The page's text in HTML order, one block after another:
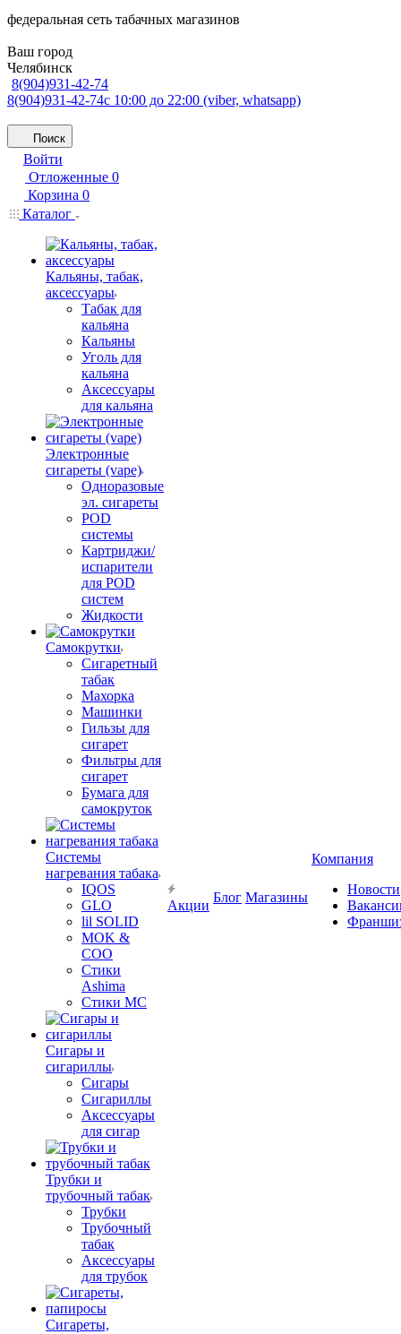
федеральная сеть табачных магазинов
Ваш город
Челябинск
8(904)931-42-74
8(904)931-42-74с 10:00 до 22:00 (viber, whatsapp)
Поиск
Войти
Отложенные 0
Корзина 0
Каталог
Кальяны, табак,
аксессуары
Табак для
кальяна
Кальяны
Уголь для
кальяна
Аксессуары
для кальяна
Электронные
сигареты (vape)
Одноразовые
эл. сигареты
POD
системы
Картриджи/
испарители
для POD
систем
Жидкости
Самокрутки
Сигаретный
табак
Махорка
Машинки
Гильзы для
сигарет
Фильтры для
сигарет
Бумага для
самокруток
Системы
нагревания табака
IQOS
GLO
lil SOLID
MOK &
COO
Стики
Ashima
Стики MC
Сигары и
сигариллы
Сигары
Сигариллы
Аксессуары
для сигар
Трубки и
трубочный табак
Трубки
Трубочный
табак
Аксессуары
для трубок
Сигареты,
Акции
Блог Магазины
Компания
Новости